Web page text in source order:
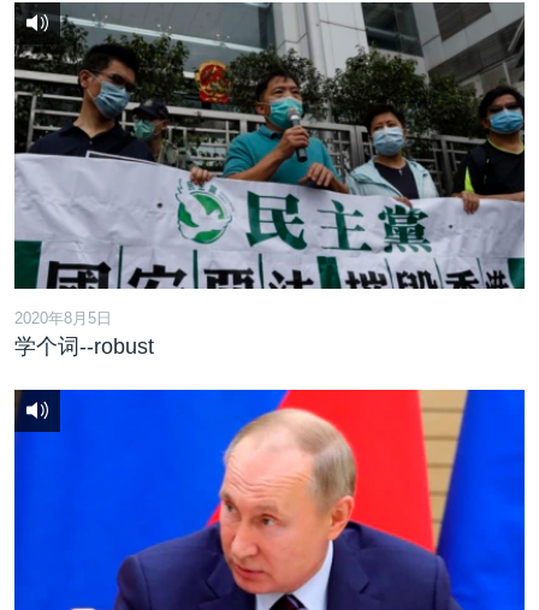
转
到
导
航
转
到
索
最新国际新闻
印太
中东
欧洲
非洲
美洲
全球议题
分类新闻
经济·金融·贸易
人权·法律·宗教
科教·文娱·体健
军事
劳工
环境
美中关系
热点专题
白宫要闻
国会报道
美中关系
美国建国250周年
埃博拉疫情
重要讲话与声明
VOA视频
VOA今日焦点
中文广播
2020年8月5日
学个词--robust